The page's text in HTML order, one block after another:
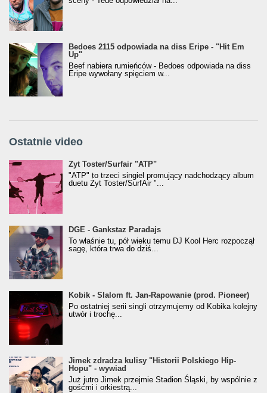
Bedoes 2115 odpowiada na diss Eripe - "Hit Em
Up"
Beef nabiera rumieńców - Bedoes odpowiada na diss
Eripe wywołany spięciem w...
Ostatnie video
Żyt Toster/SurfAir - ATP VIDEO
Żyt Toster/Surfair "ATP"
"ATP" to trzeci singiel promujący nadchodzący album
duetu Żyt Toster/SurfAir "...
donGURALesko z nagrodą za
Klasyczny/Trueschoolowy Album Roku
(Popkillery 2023)
DGE - Gankstaz Paradajs
To właśnie tu, pół wieku temu DJ Kool Herc rozpoczął
sagę, która trwa do dziś...
Kobik - Slalom ft. Jan-Rapowanie (prod. Pioneer)
[Official Music Visualiser]
Kobik - Slalom ft. Jan-Rapowanie (prod. Pioneer)
Po ostatniej serii singli otrzymujemy od Kobika kolejny
utwór i trochę...
Jimek zdradza kulisy "Historii Polskiego Hip-
Hopu" - wywiad
Jimek zdradza kulisy "Historii Polskiego Hip-
Hopu" - wywiad
Już jutro Jimek przejmie Stadion Śląski, by wspólnie z
gośćmi i orkiestrą...